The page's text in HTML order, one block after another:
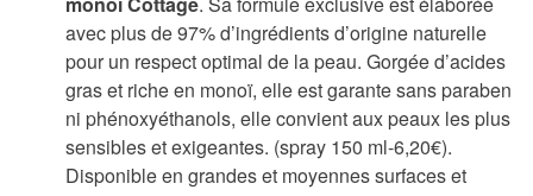
avec plus de 97% d’ingrédients d’origine naturelle
pour un respect optimal de la peau. Gorgée d’acides
gras et riche en monoï, elle est garante sans paraben
ni phénoxyéthanols, elle convient aux peaux les plus
sensibles et exigeantes. (spray 150 ml-6,20€).
Disponible en grandes et moyennes surfaces et